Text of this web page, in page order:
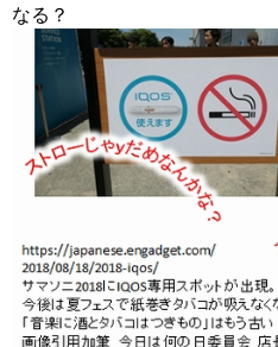
なる？